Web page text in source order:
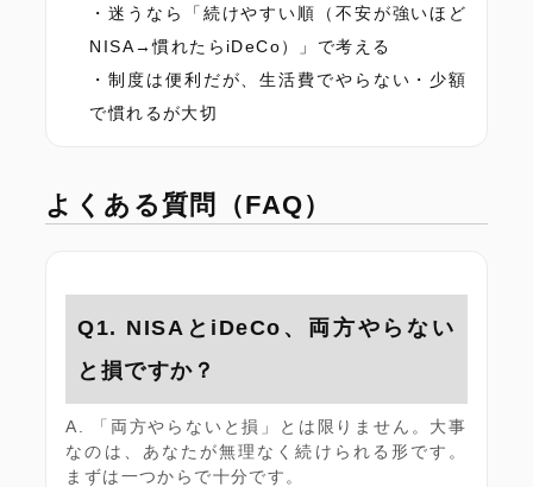
迷うなら「続けやすい順（不安が強いほど
NISA→慣れたらiDeCo）」で考える
制度は便利だが、生活費でやらない・少額
で慣れるが大切
よくある質問（FAQ）
Q1. NISAとiDeCo、両方やらない
と損ですか？
A. 「両方やらないと損」とは限りません。大事
なのは、あなたが無理なく続けられる形です。
まずは一つからで十分です。